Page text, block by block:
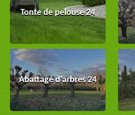
Tonte de pelouse 24
Abattage d'arbres 24